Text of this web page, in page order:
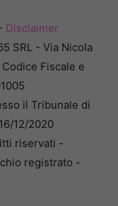
Disclaimer
SRL - Via Nicola
Fiscale e
il Tribunale di
12/2020
riservati -
registrato -